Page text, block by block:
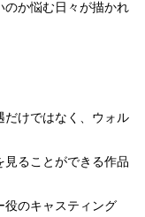
のか悩む日々が描かれ
だけではなく、ウォル
ることができる作品
役のキャスティング